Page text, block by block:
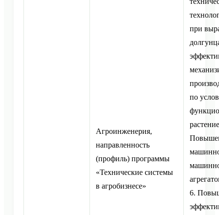
Агроинженерия,
направленность
(профиль) программы
«Технические системы
в агробизнесе»
при
по
6.